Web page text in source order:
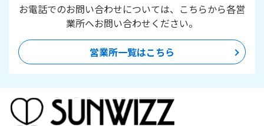
お電話でのお問い合わせについては、こちらから各営
業所へお問い合わせください。
営業所一覧はこちら